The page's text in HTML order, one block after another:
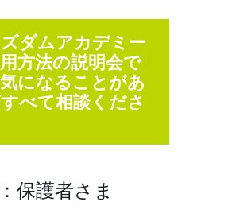
ダムアカデミー
方法の説明会で
になることがあ
べて相談くださ
保護者さま